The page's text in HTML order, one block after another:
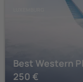
Best Western
250 €